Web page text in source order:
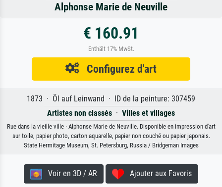
Alphonse Marie de Neuville
€ 160.91
Enthält 17% MwSt.
Configurez d'art
1873 · Öl auf Leinwand · ID de la peinture: 307459
Artistes non classés · Villes et villages
Rue dans la vieille ville · Alphonse Marie de Neuville. Disponible en impression d'art
sur toile, papier photo, carton aquarelle, papier non couché ou papier japonais.
State Hermitage Museum, St. Petersburg, Russia / Bridgeman Images
Voir en 3D / AR Ajouter aux Favoris